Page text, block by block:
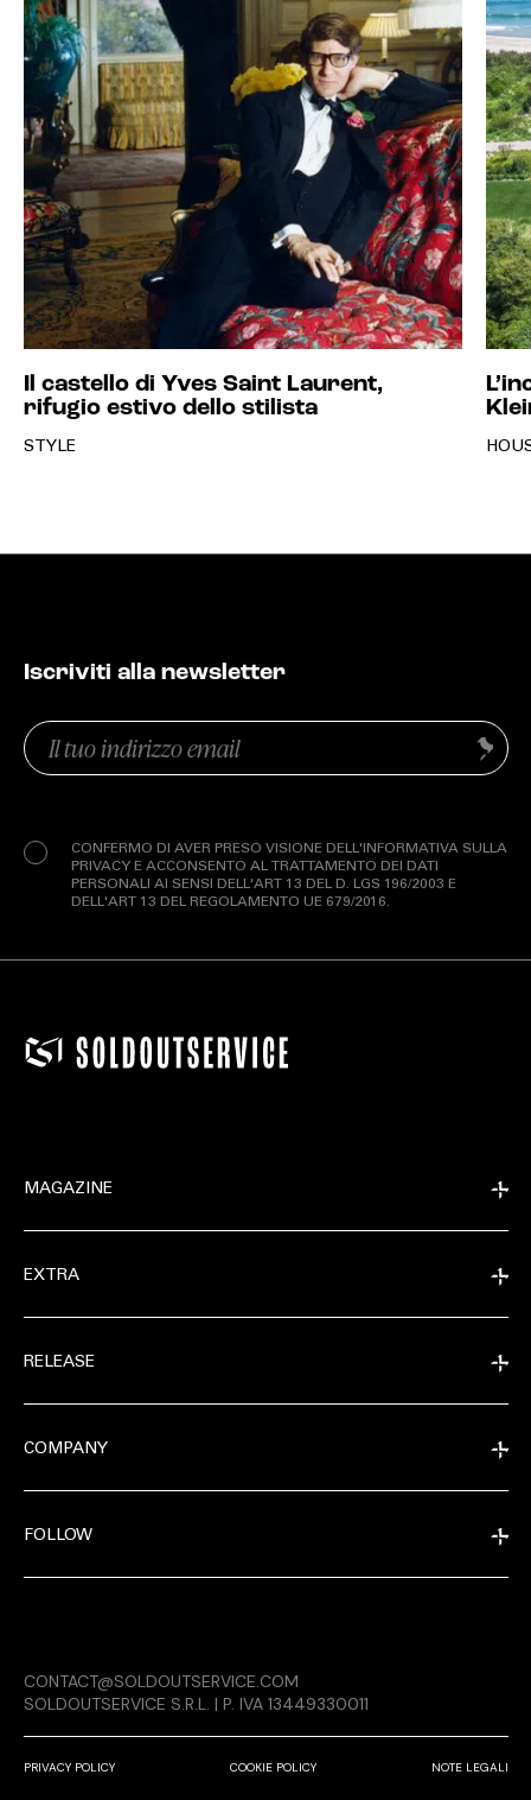
RELEASE
Il castello di Yves Saint Laurent,
rifugio estivo dello stilista
STYLE
Iscriviti alla newsletter
Email
(Obbligatorio)
CONFERMO DI AVER PRESO VISIONE DELL'INFORMATIVA SULLA
PRIVACY E ACCONSENTO AL TRATTAMENTO DEI DATI
PERSONALI AI SENSI DELL'ART 13 DEL D. LGS 196/2003 E
DELL'ART 13 DEL REGOLAMENTO UE 679/2016.
Invia
MAGAZINE
EXTRA
RELEASE
COMPANY
FOLLOW
PRIVACY POLICY COOKIE POLICY NOTE LEGALI
CONTACT@SOLDOUTSERVICE.COM
SOLDOUTSERVICE S.R.L. | P. IVA 13449330011